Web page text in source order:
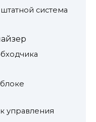
система
управления